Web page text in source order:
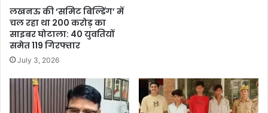
लखनऊ की ‘समिट बिल्डिंग’ में
चल रहा था 200 करोड़ का
साइबर घोटाला: 40 युवतियों
समेत 119 गिरफ्तार
July 3, 2026